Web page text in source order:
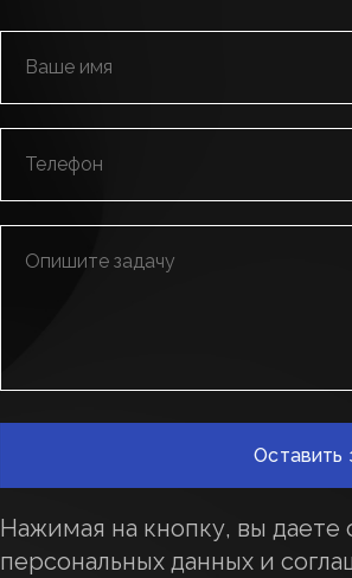
Нажимая на кнопку, вы даете
персональных данных и